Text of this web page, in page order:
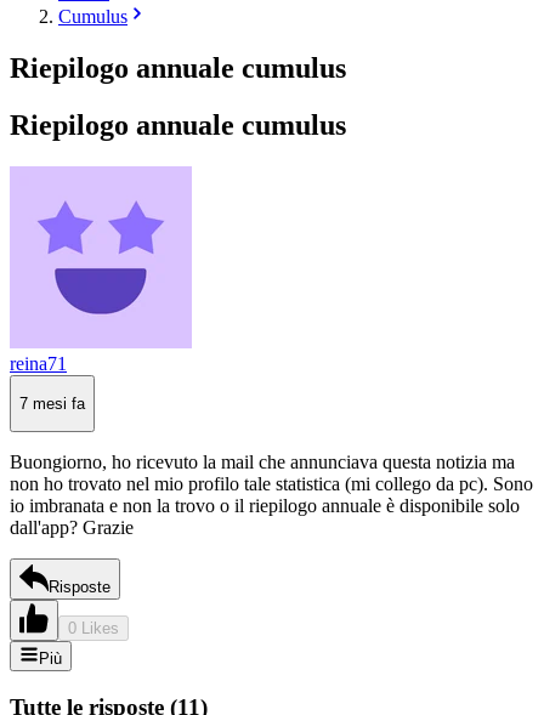
Cumulus
Riepilogo annuale cumulus
Riepilogo annuale cumulus
reina71
7 mesi fa
Buongiorno, ho ricevuto la mail che annunciava questa notizia ma
non ho trovato nel mio profilo tale statistica (mi collego da pc). Sono
io imbranata e non la trovo o il riepilogo annuale è disponibile solo
dall'app? Grazie
Risposte
0 Likes
Più
Tutte le risposte (11)